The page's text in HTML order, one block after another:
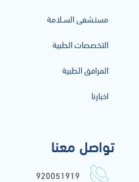
مستـشفى السـلامة
التخصصات الطبية
المرافق الطبية
اخبارنا
تواصل معنا
920051919